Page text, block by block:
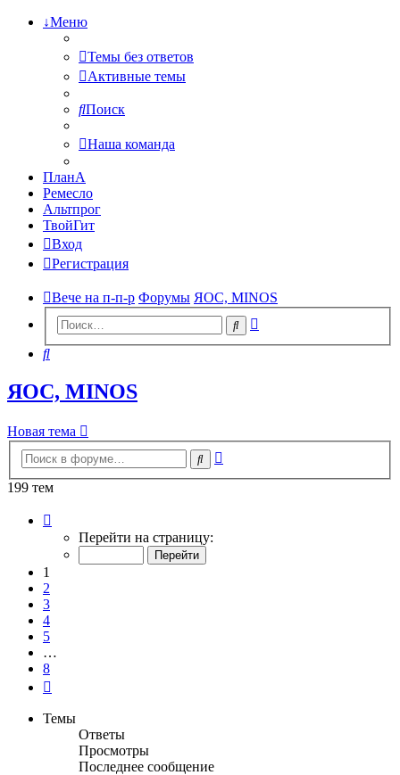
↓Меню
Темы без ответов
Активные темы
Поиск
Наша команда
ПланА
Ремесло
Альтпрог
ТвойГит
Вход
Регистрация
Вече на п-п-р Форумы ЯОС, MINOS
Поиск
Поиск
ЯОС, MINOS
Новая тема
Поиск
199 тем
Перейти на страницу:
1
2
3
4
5
…
8
Темы
Ответы
Просмотры
Последнее сообщение